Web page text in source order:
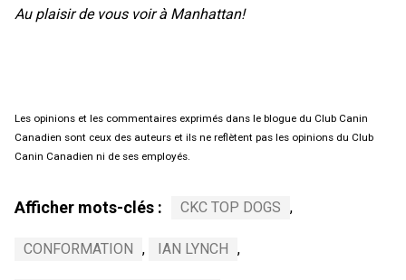
Au plaisir de vous voir à Manhattan!
Les opinions et les commentaires exprimés dans le blogue du Club Canin
Canadien sont ceux des auteurs et ils ne reflètent pas les opinions du Club
Canin Canadien ni de ses employés.
Afficher mots-clés : CKC TOP DOGS ,
CONFORMATION , IAN LYNCH ,